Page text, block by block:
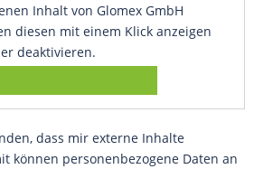
Inhalt von Glomex GmbH
diesen mit einem Klick anzeigen
deaktivieren.
dass mir externe Inhalte
können personenbezogene Daten an